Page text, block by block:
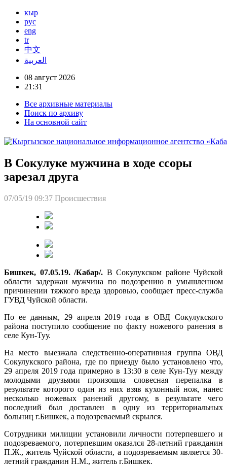
кыр
рус
eng
tr
中文
العربية
08 август 2026
21:31
Все архивные материалы
Поиск по архиву
На основной сайт
В Сокулуке мужчина в ходе ссоры
зарезал друга
07/05/19 09:37 Происшествия
Бишкек, 07.05.19. /Кабар/. В Сокулукском районе Чуйской
области задержан мужчина по подозрению в умышленном
причинении тяжкого вреда здоровью, сообщает пресс-служба
ГУВД Чуйской области.
По ее данным, 29 апреля 2019 года в ОВД Сокулукского
района поступило сообщение по факту ножевого ранения в
селе Кун-Туу.
На место выезжала следственно-оперативная группа ОВД
Сокулукского района, где по приезду было установлено что,
29 апреля 2019 года примерно в 13:30 в селе Кун-Туу между
молодыми друзьями произошла словесная перепалка в
результате которого один из них взяв кухонный нож, нанес
несколько ножевых ранений другому, в результате чего
последний был доставлен в одну из территориальных
больниц г.Бишкек, а подозреваемый скрылся.
Сотрудники милиции установили личности потерпевшего и
подозреваемого, потерпевшим оказался 28-летний гражданин
П.Ж., житель Чуйской области, а подозреваемым является 30-
летний гражданин Н.М., житель г.Бишкек.